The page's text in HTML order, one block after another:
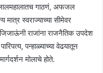
लालमहालातच गाठणं, अफजल
स्वराज्याच्या सीमेवर
राजांना राजनैतिक उपदेश
पन्हाळ्याच्या वेढयातून
मोलाचे होते.